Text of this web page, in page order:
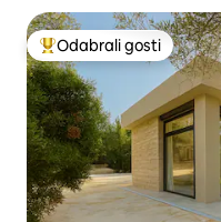
Među najviše
Odabrali gosti